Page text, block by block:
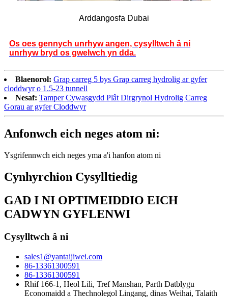
Arddangosfa Dubai
Os oes gennych unrhyw angen, cysylltwch â ni
unrhyw bryd os gwelwch yn dda.
Blaenorol: Grap carreg 5 bys Grap carreg hydrolig ar gyfer
cloddwyr o 1.5-23 tunnell
Nesaf: Tamper Cywasgydd Plât Dirgrynol Hydrolig Carreg
Gorau ar gyfer Cloddwyr
Anfonwch eich neges atom ni:
Ysgrifennwch eich neges yma a'i hanfon atom ni
Cynhyrchion Cysylltiedig
GAD I NI OPTIMEIDDIO EICH
CADWYN GYFLENWI
Cysylltwch â ni
sales1@yantaijiwei.com
86-13361300591
86-13361300591
Rhif 166-1, Heol Lili, Tref Manshan, Parth Datblygu
Economaidd a Thechnolegol Lingang, dinas Weihai, Talaith